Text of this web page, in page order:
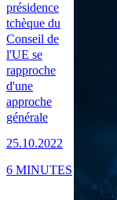
présidence
tchèque du
Conseil de
l'UE se
rapproche
d'une
approche
générale
25.10.2022
6 MINUTES